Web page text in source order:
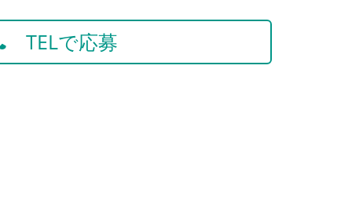
TELで応募